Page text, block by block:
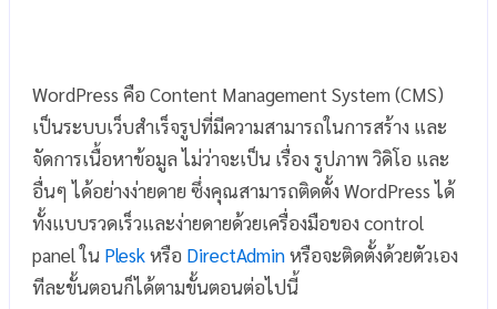
WordPress คือ Content Management System (CMS)
เป็นระบบเว็บสำเร็จรูปที่มีความสามารถในการสร้าง และ
จัดการเนื้อหาข้อมูล ไม่ว่าจะเป็น เรื่อง รูปภาพ วิดิโอ และ
อื่นๆ ได้อย่างง่ายดาย ซึ่งคุณสามารถติดตั้ง WordPress ได้
ทั้งแบบรวดเร็วและง่ายดายด้วยเครื่องมือของ control
panel ใน Pleskหรือ DirectAdminหรือจะติดตั้งด้วยตัวเอง
ทีละขั้นตอนก็ได้ตามขั้นตอนต่อไปนี้